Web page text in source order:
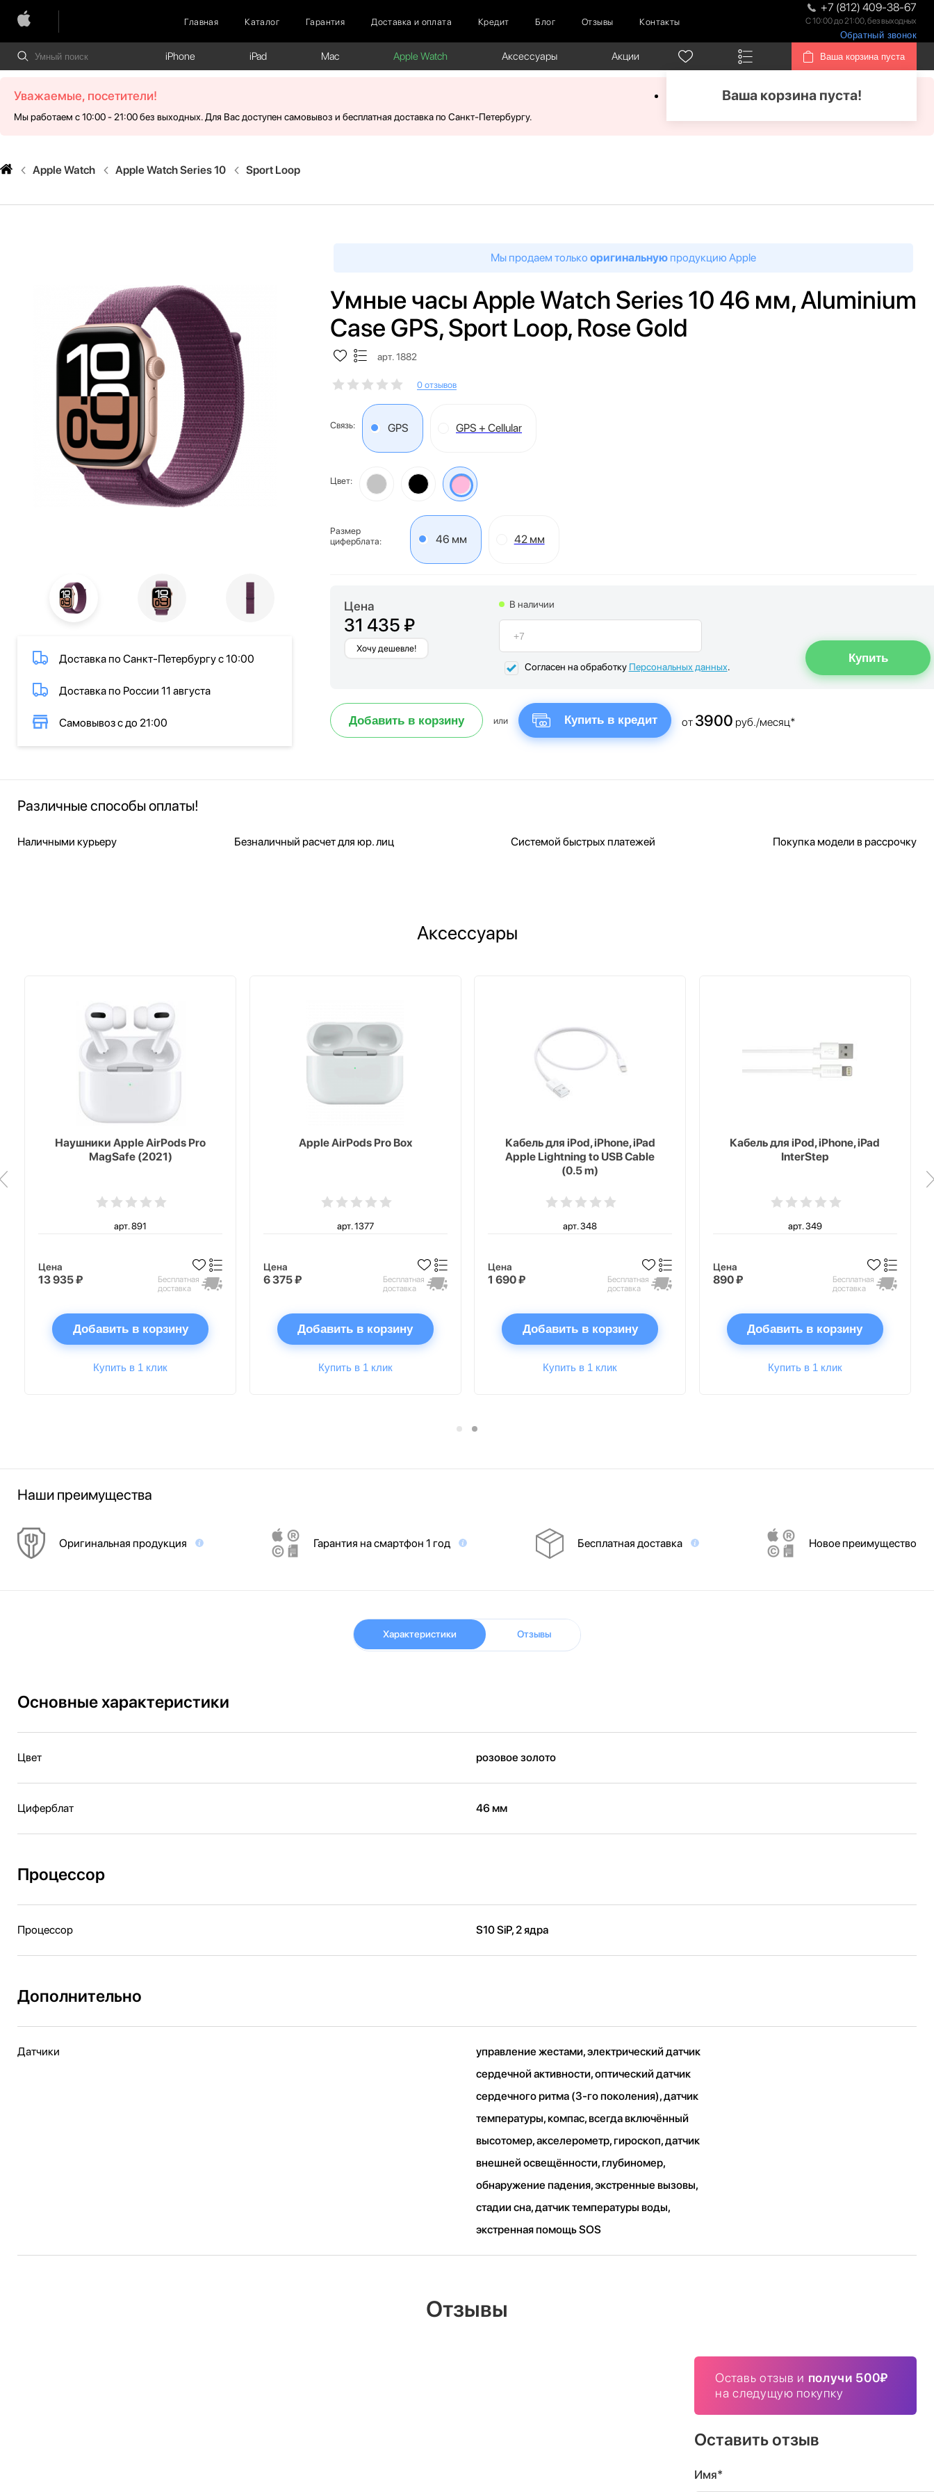
Главная Каталог Гарантия Доставка и оплата Кредит Блог Отзывы Контакты
+7 (812) 409-38-67
С 10:00 до 21:00, без выходных
Обратный звонок
iPhone iPad Mac Apple Watch Аксессуары Акции Ваша корзина пуста
Ваша корзина пуста!
Уважаемые, посетители!
Мы работаем с 10:00 - 21:00 без выходных. Для Вас доступен самовывоз и бесплатная доставка по Санкт-Петербургу.
Apple Watch Apple Watch Series 10 Sport Loop
Доставка по Санкт-Петербургу с 10:00
Доставка по России 11 августа
Самовывоз с до 21:00
Мы продаем только оригинальную продукцию Apple
Умные часы Apple Watch Series 10 46 мм, Aluminium
Case GPS, Sport Loop, Rose Gold
арт. 1882
0 отзывов
Связь: GPS GPS + Cellular
Цвет:
Размер
циферблата:
46 мм 42 мм
Цена
31 435 ₽
Хочу дешевле!
В наличии
Согласен на обработку Персональных данных.
Добавить в корзину или Купить в кредит от 3900 руб./месяц*
Различные способы оплаты!
Наличными курьеру Безналичный расчет для юр. лиц Системой быстрых платежей Покупка модели в рассрочку
Аксессуары
Наушники Apple AirPods Pro
MagSafe (2021)
арт. 891
Цена
13 935 ₽
Бесплатная
доставка
Добавить в корзину
Купить в 1 клик
Apple AirPods Pro Box
арт. 1377
Цена
6 375 ₽
Бесплатная
доставка
Добавить в корзину
Купить в 1 клик
Кабель для iPod, iPhone, iPad
Apple Lightning to USB Cable
(0.5 m)
арт. 348
Цена
1 690 ₽
Бесплатная
доставка
Добавить в корзину
Купить в 1 клик
Кабель для iPod, iPhone, iPad
InterStep
арт. 349
Цена
890 ₽
Бесплатная
доставка
Добавить в корзину
Купить в 1 клик
Наши преимущества
Оригинальная продукция Гарантия на смартфон 1 год Бесплатная доставка Новое преимущество
Характеристики Отзывы
Основные характеристики
Цвет розовое золото
Циферблат 46 мм
Процессор
Процессор S10 SiP, 2 ядра
Дополнительно
Датчики
управление жестами, электрический датчик
сердечной активности, оптический датчик
сердечного ритма (3‑го поколения), датчик
температуры, компас, всегда включённый
высотомер, акселерометр, гироскоп, датчик
внешней освещённости, глубиномер,
обнаружение падения, экстренные вызовы,
стадии сна, датчик температуры воды,
экстренная помощь SOS
Отзывы
Оставь отзыв и получи 500₽
на следущую покупку
Оставить отзыв
Имя*